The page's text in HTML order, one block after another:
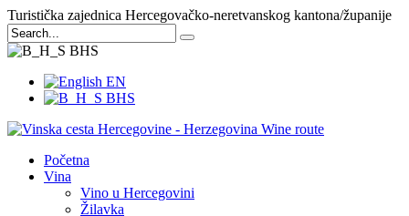
Turistička zajednica Hercegovačko-neretvanskog kantona/županije
BHS
EN
BHS
Početna
Vina
Vino u Hercegovini
Žilavka